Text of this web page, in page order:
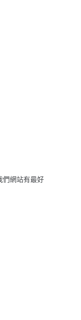
們網站有最好